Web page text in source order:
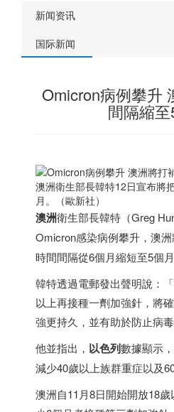
新闻资讯
国际新闻
Omicron病例攀升
間隔縮至
澳洲衛生部長韓特12日宣布將
月。（歐新社）
澳洲衛生部長韓特（Greg
Omicron感染病例攀升，澳
時間間隔從6個月縮短至5個月
韓特透過電郵發出聲明說：
以上再接種一劑加強針，將
強更持久，並有助於防止病毒
他並指出， 以色列數據顯示
減少40歲以上族群重症以及
澳洲自11月8日開始開放18